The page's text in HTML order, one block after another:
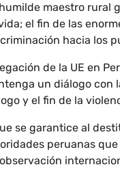
maestro rural
el fin de las
hacia los
de la UE en
un diálogo
y el fin de la
se garantice al
peruanas